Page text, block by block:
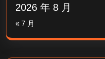
2026 年 8 月
« 7 月